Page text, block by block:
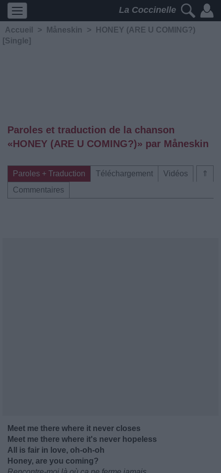
La Coccinelle
Accueil > Måneskin >
HONEY (ARE U COMING?)
[Single]
Paroles et traduction de la chanson
«HONEY (ARE U COMING?)» par Måneskin
⇑
Paroles + Traduction Téléchargement
Vidéos
Commentaires
Meet me there where it never closes
Meet me there where it's never hopeless
All is fair in love, oh-oh-oh
Honey, are you coming?